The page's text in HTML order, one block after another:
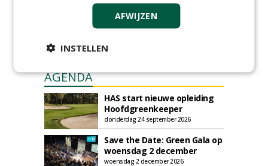
AGENDA
HAS start nieuwe opleiding
Hoofdgreenkeeper
donderdag 24 september 2026
Save the Date: Green Gala op
woensdag 2 december
woensdag 2 december 2026
AFWIJZEN
INSTELLEN